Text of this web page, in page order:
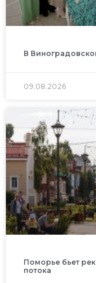
В
09.08.2026
Поморье бьет
потока